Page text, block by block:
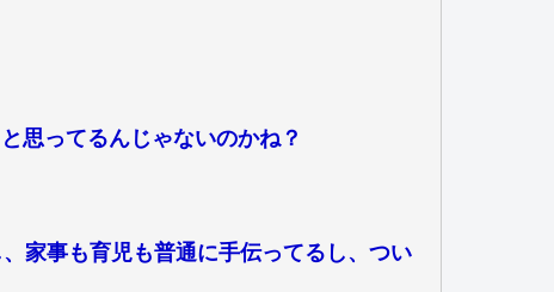
思ってるんじゃないのかね？
家事も育児も普通に手伝ってるし、つい